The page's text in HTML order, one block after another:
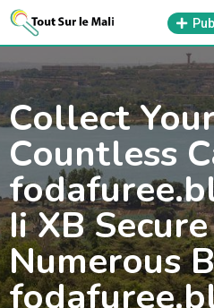
Aller
contenu
Collect
Countless
Ii XB
Numerous